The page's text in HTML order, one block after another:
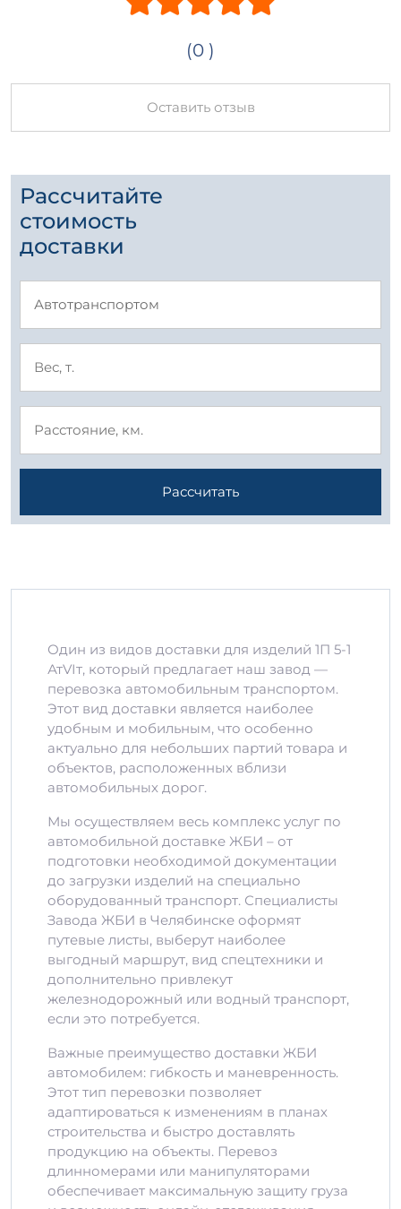
(0 )
Оставить отзыв
Рассчитайте
стоимость
доставки
Рассчитать
Один из видов доставки для изделий 1П 5-1
АтVIт, который предлагает наш завод —
перевозка автомобильным транспортом.
Этот вид доставки является наиболее
удобным и мобильным, что особенно
актуально для небольших партий товара и
объектов, расположенных вблизи
автомобильных дорог.
Мы осуществляем весь комплекс услуг по
автомобильной доставке ЖБИ – от
подготовки необходимой документации
до загрузки изделий на специально
оборудованный транспорт. Специалисты
Завода ЖБИ в Челябинске оформят
путевые листы, выберут наиболее
выгодный маршрут, вид спецтехники и
дополнительно привлекут
железнодорожный или водный транспорт,
если это потребуется.
Важные преимущество доставки ЖБИ
автомобилем: гибкость и маневренность.
Этот тип перевозки позволяет
адаптироваться к изменениям в планах
строительства и быстро доставлять
продукцию на объекты. Перевоз
длинномерами или манипуляторами
обеспечивает максимальную защиту груза